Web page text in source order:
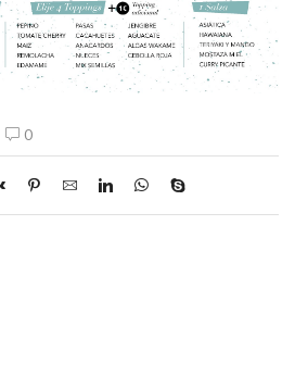
0